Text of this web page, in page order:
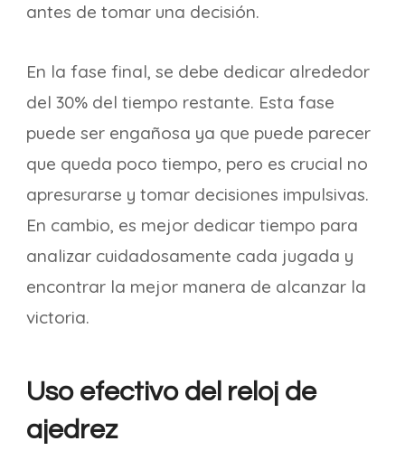
antes de tomar una decisión.
En la fase final, se debe dedicar alrededor
del 30% del tiempo restante. Esta fase
puede ser engañosa ya que puede parecer
que queda poco tiempo, pero es crucial no
apresurarse y tomar decisiones impulsivas.
En cambio, es mejor dedicar tiempo para
analizar cuidadosamente cada jugada y
encontrar la mejor manera de alcanzar la
victoria.
Uso efectivo del reloj de
ajedrez